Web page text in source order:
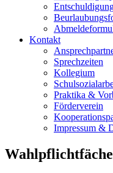
Kontakt
Sprechzeiten
Kollegium
Praktika &
Förderverein
Impressum &